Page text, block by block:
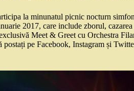
la minunatul picnic nocturn
2017, care include zborul,
Meet & Greet cu Orchestra
postați pe Facebook, Instagram și